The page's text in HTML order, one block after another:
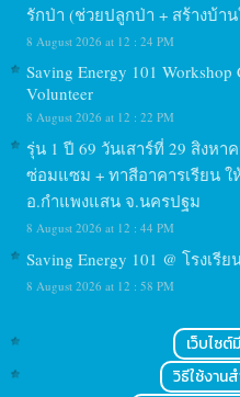
รักป่า (ช่วยปลูกป่า + สร้างบ้า
8 August 2026 at 12 : 24 PM
Saving Energy 101
Volunteer
8 August 2026 at 12 : 22 PM
รุ่น 1 ปี 69 วันเสาร์ที่ 29 สิงห
ซ่อมแซม + ทาสีอาคารเรียน ใ
อ.กำแพงแสน จ.นครปฐม
8 August 2026 at 12 : 44 PM
Saving Energy 101 @ โรงเรี
8 August 2026 at 12 : 58 PM
เว็บไซต์
วิธีใช้งาน